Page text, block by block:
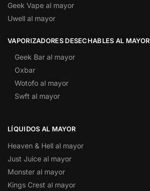
Geek Vape al mayor
Uwell al mayor
VAPORIZADORES DESECHABLES AL MAYOR
Geek Bar al mayor
Oxbar
Wotofo al mayor
Swft al mayor
LÍQUIDOS AL MAYOR
Heaven & Hell al mayor
Just Juice al mayor
Monster al mayor
Kings Crest al mayor